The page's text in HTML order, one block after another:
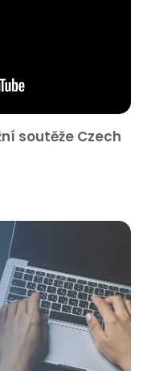
soutěže Czech